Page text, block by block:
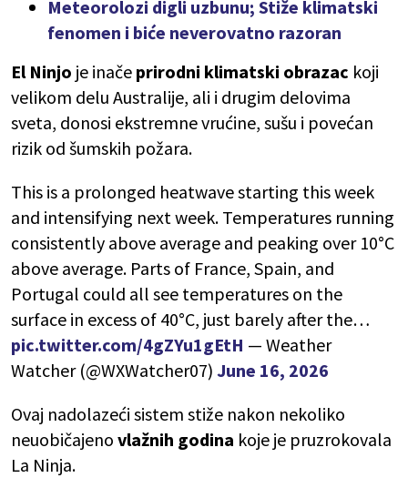
Meteorolozi digli uzbunu; Stiže klimatski
fenomen i biće neverovatno razoran
El Ninjo je inače prirodni klimatski obrazac koji
velikom delu Australije, ali i drugim delovima
sveta, donosi ekstremne vrućine, sušu i povećan
rizik od šumskih požara.
This is a prolonged heatwave starting this week
and intensifying next week. Temperatures running
consistently above average and peaking over 10°C
above average. Parts of France, Spain, and
Portugal could all see temperatures on the
surface in excess of 40°C, just barely after the…
pic.twitter.com/4gZYu1gEtH — Weather
Watcher (@WXWatcher07) June 16, 2026
Ovaj nadolazeći sistem stiže nakon nekoliko
neuobičajeno vlažnih godina koje je pruzrokovala
La Ninja.